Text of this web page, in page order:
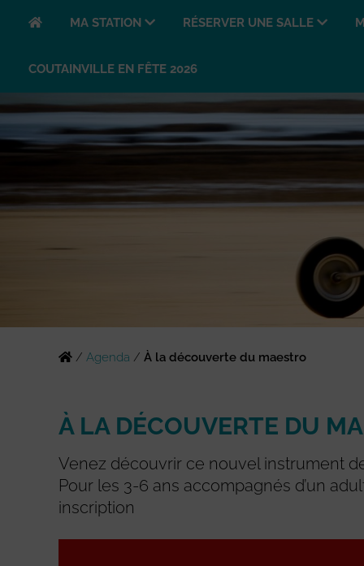
MA STATION RÉSERVER UNE SALLE
COUTAINVILLE EN FÊTE 2026
/ Agenda / À la découverte du maestro
À LA DÉCOUVERTE DU
Venez découvrir ce nouvel instrument
Pour les 3-6 ans accompagnés d’un
inscription